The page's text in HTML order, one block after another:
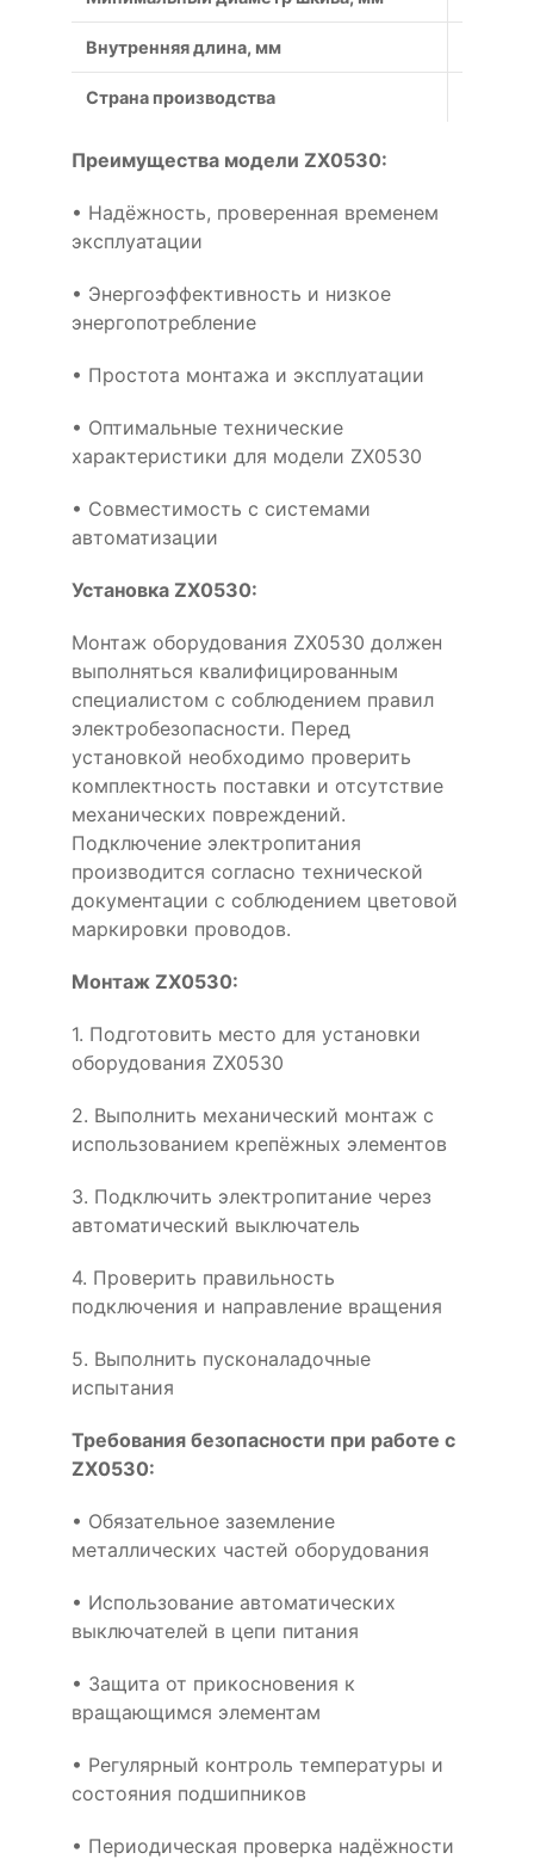
Внутренняя длина, мм
Страна производства
Преимущества модели ZX0530:
• Надёжность, проверенная временем
эксплуатации
• Энергоэффективность и низкое
энергопотребление
• Простота монтажа и эксплуатации
• Оптимальные технические
характеристики для модели ZX0530
• Совместимость с системами
автоматизации
Установка ZX0530:
Монтаж оборудования ZX0530 должен
выполняться квалифицированным
специалистом с соблюдением правил
электробезопасности. Перед
установкой необходимо проверить
комплектность поставки и отсутствие
механических повреждений.
Подключение электропитания
производится согласно технической
документации с соблюдением цветовой
маркировки проводов.
Монтаж ZX0530:
1. Подготовить место для установки
оборудования ZX0530
2. Выполнить механический монтаж с
использованием крепёжных элементов
3. Подключить электропитание через
автоматический выключатель
4. Проверить правильность
подключения и направление вращения
5. Выполнить пусконаладочные
испытания
Требования безопасности при работе с
ZX0530:
• Обязательное заземление
металлических частей оборудования
• Использование автоматических
выключателей в цепи питания
• Защита от прикосновения к
вращающимся элементам
• Регулярный контроль температуры и
состояния подшипников
• Периодическая проверка надёжности